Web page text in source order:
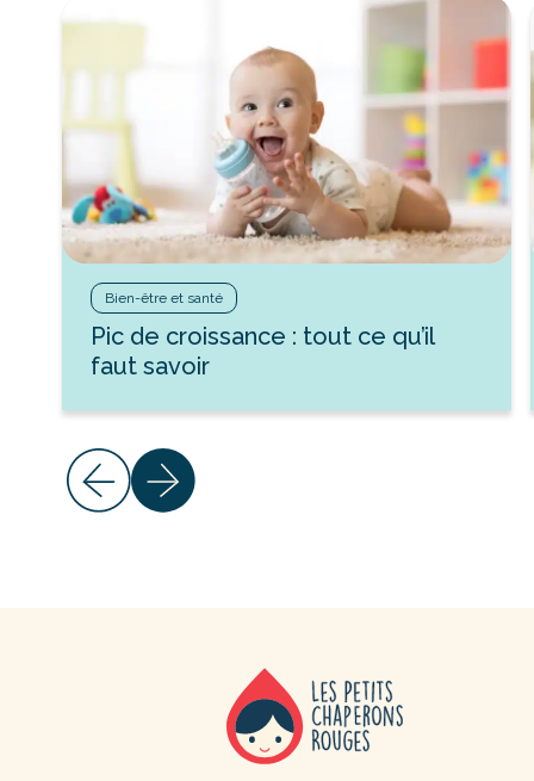
Bien-être et santé
Pic de croissance : tout ce qu’il
faut savoir